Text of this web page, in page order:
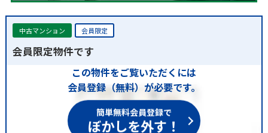
中古マンション 会員限定
会員限定物件です
この物件をご覧いただくには
会員登録（無料）が必要です。
簡単無料会員登録で
ぼかしを外す！